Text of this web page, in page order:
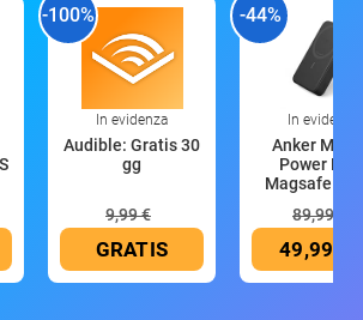
-100%
In evidenza
Audible: Gratis 30
gg
9,99 €
GRATIS
-44%
In evidenza
Anker
Power
Magsafe
89,99 €
49,99 €